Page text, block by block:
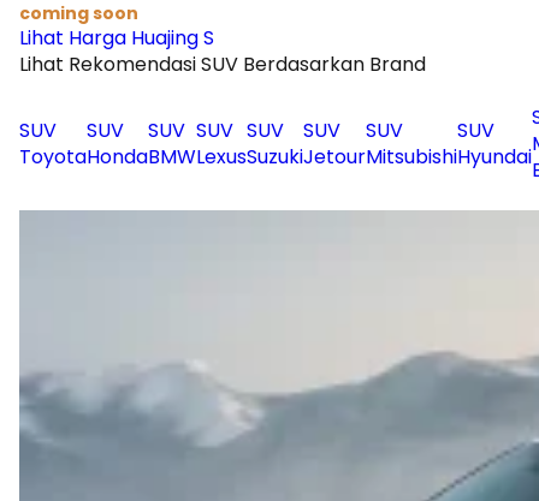
coming soon
Lihat Harga Huajing S
Lihat Rekomendasi SUV Berdasarkan Brand
SUV
Toyota
SUV
Honda
SUV
BMW
SUV
Lexus
SUV
Suzuki
SUV
Jetour
SUV
Mitsubishi
SUV
Hyundai